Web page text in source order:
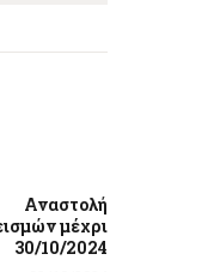
Αναστολή
μέχρι
30/10/2024